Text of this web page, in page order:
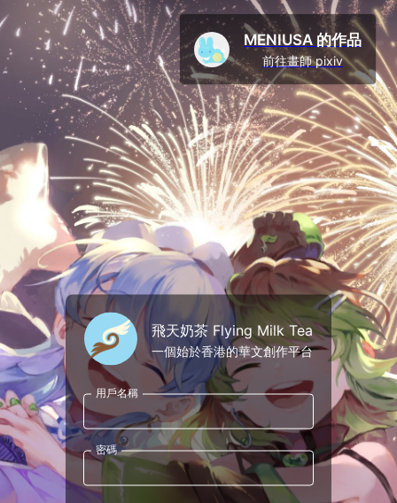
飛天奶茶 Flying Milk Tea
一個始於香港的華文創作平台
用戶名稱
密碼
MENIUSA 的作品
前往畫師 pixiv